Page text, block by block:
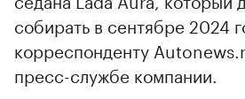
собирать в сентябре 2024
корреспонденту
пресс-службе компании.